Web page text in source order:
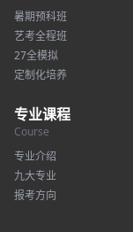
暑期预科班
艺考全程班
27全模拟
定制化培养
专业课程
Course
专业介绍
九大专业
报考方向